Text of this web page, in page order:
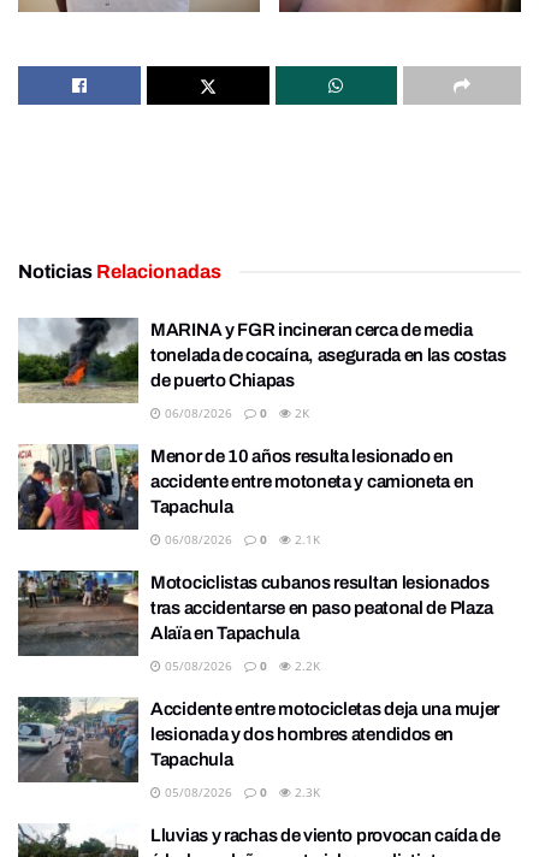
Noticias Relacionadas
MARINA y FGR incineran cerca de media
tonelada de cocaína, asegurada en las costas
de puerto Chiapas
06/08/2026 0 2K
Menor de 10 años resulta lesionado en
accidente entre motoneta y camioneta en
Tapachula
06/08/2026 0 2.1K
Motociclistas cubanos resultan lesionados
tras accidentarse en paso peatonal de Plaza
Alaïa en Tapachula
05/08/2026 0 2.2K
Accidente entre motocicletas deja una mujer
lesionada y dos hombres atendidos en
Tapachula
05/08/2026 0 2.3K
Lluvias y rachas de viento provocan caída de